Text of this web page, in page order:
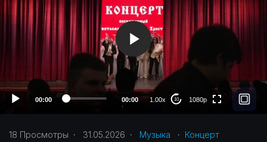
e
00:00 00:00 1.00x 10 1080p
1080p
720p
auto
18 Просмотры · 31.05.2026 · Музыка · Концерт